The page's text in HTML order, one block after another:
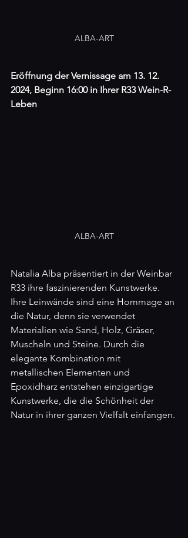
ALBA-ART
Eröffnung der Vernissage am 13. 12.
2024, Beginn 16:00 in Ihrer R33 Wein-R-
Leben
ALBA-ART
Natalia Alba präsentiert in der Weinbar
R33 ihre faszinierenden Kunstwerke.
Ihre Leinwände sind eine Hommage an
die Natur, denn sie verwendet
Materialien wie Sand, Holz, Gräser,
Muscheln und Steine. Durch die
elegante Kombination mit
metallischen Elementen und
Epoxidharz entstehen einzigartige
Kunstwerke, die die Schönheit der
Natur in ihrer ganzen Vielfalt einfangen.